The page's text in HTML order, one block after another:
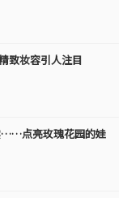
致妆容引人注目
……点亮玫瑰花园的娃